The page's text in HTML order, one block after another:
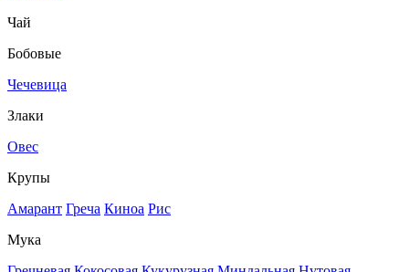
Чай
Бобовые
Чечевица
Злаки
Овес
Крупы
Амарант Греча Киноа Рис
Мука